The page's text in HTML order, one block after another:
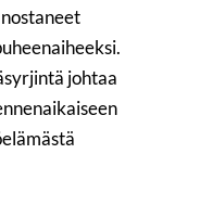
johtaa